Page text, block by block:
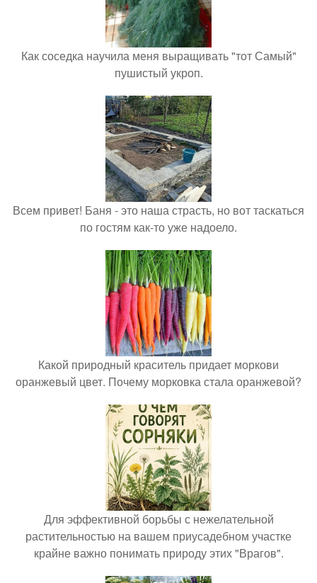
Как соседка научила меня выращивать "тот Самый"
пушистый укроп.
Всем привет! Баня - это наша страсть, но вот таскаться
по гостям как-то уже надоело.
Какой природный краситель придает моркови
оранжевый цвет. Почему морковка стала оранжевой?
Для эффективной борьбы с нежелательной
растительностью на вашем приусадебном участке
крайне важно понимать природу этих "Врагов".